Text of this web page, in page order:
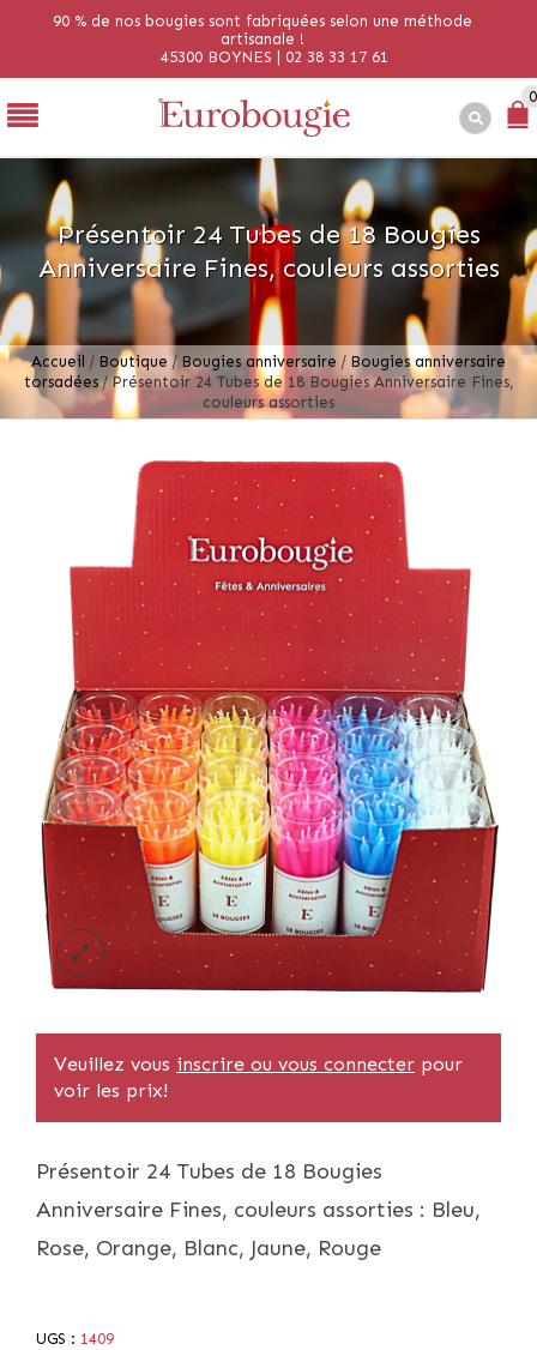
90 % de nos bougies sont fabriquées selon une méthode
artisanale !
45300 BOYNES | 02 38 33 17 61
0
Présentoir 24 Tubes de 18 Bougies
Anniversaire Fines, couleurs assorties
Accueil / Boutique / Bougies anniversaire / Bougies anniversaire
torsadées / Présentoir 24 Tubes de 18 Bougies Anniversaire Fines,
couleurs assorties
Veuillez vous inscrire ou vous connecter pour
voir les prix!
Présentoir 24 Tubes de 18 Bougies
Anniversaire Fines, couleurs assorties : Bleu,
Rose, Orange, Blanc, Jaune, Rouge
UGS : 1409